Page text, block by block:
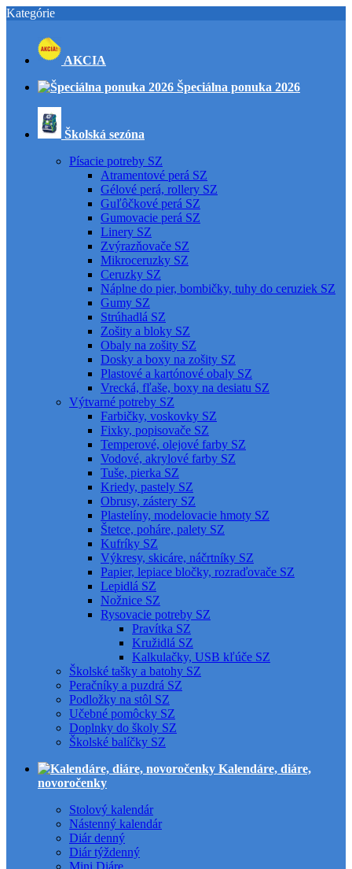
Kategórie
AKCIA
Špeciálna ponuka 2026
Školská sezóna
Písacie potreby SZ
Atramentové perá SZ
Gélové perá, rollery SZ
Guľôčkové perá SZ
Gumovacie perá SZ
Linery SZ
Zvýrazňovače SZ
Mikroceruzky SZ
Ceruzky SZ
Náplne do pier, bombičky, tuhy do ceruziek SZ
Gumy SZ
Strúhadlá SZ
Zošity a bloky SZ
Obaly na zošity SZ
Dosky a boxy na zošity SZ
Plastové a kartónové obaly SZ
Vrecká, fľaše, boxy na desiatu SZ
Výtvarné potreby SZ
Farbičky, voskovky SZ
Fixky, popisovače SZ
Temperové, olejové farby SZ
Vodové, akrylové farby SZ
Tuše, pierka SZ
Kriedy, pastely SZ
Obrusy, zástery SZ
Plastelíny, modelovacie hmoty SZ
Štetce, poháre, palety SZ
Kufríky SZ
Výkresy, skicáre, náčrtníky SZ
Papier, lepiace bločky, rozraďovače SZ
Lepidlá SZ
Nožnice SZ
Rysovacie potreby SZ
Pravítka SZ
Kružidlá SZ
Kalkulačky, USB kľúče SZ
Školské tašky a batohy SZ
Peračníky a puzdrá SZ
Podložky na stôl SZ
Učebné pomôcky SZ
Doplnky do školy SZ
Školské balíčky SZ
Kalendáre, diáre,
novoročenky
Stolový kalendár
Nástenný kalendár
Diár denný
Diár týždenný
Mini Diáre